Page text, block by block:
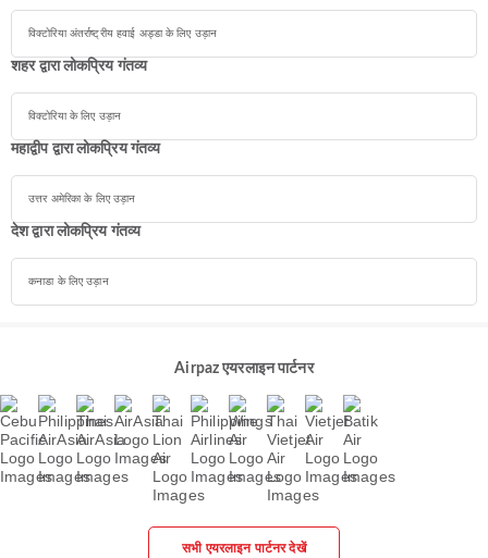
विक्टोरिया अंतर्राष्ट्रीय हवाई अड्डा के लिए उड़ान
शहर द्वारा लोकप्रिय गंतव्य
विक्टोरिया के लिए उड़ान
महाद्वीप द्वारा लोकप्रिय गंतव्य
उत्तर अमेरिका के लिए उड़ान
देश द्वारा लोकप्रिय गंतव्य
कनाडा के लिए उड़ान
Airpaz एयरलाइन पार्टनर
सभी एयरलाइन पार्टनर देखें